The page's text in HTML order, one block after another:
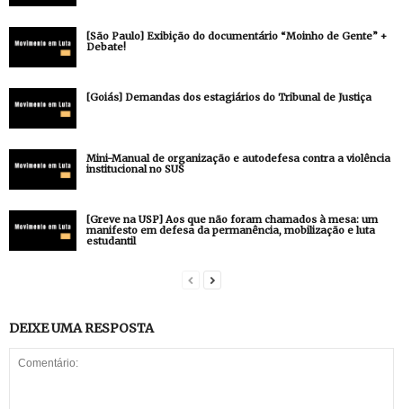
[São Paulo] Exibição do documentário “Moinho de Gente” +
Debate!
[Goiás] Demandas dos estagiários do Tribunal de Justiça
Mini-Manual de organização e autodefesa contra a violência
institucional no SUS
[Greve na USP] Aos que não foram chamados à mesa: um
manifesto em defesa da permanência, mobilização e luta
estudantil
DEIXE UMA RESPOSTA